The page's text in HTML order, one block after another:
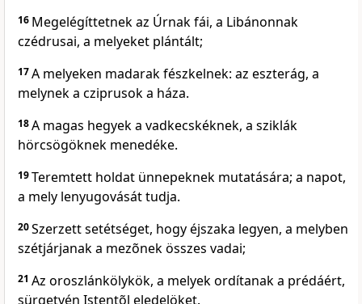
16 Megelégíttetnek az Úrnak fái, a Libánonnak
czédrusai, a melyeket plántált;
17A melyeken madarak fészkelnek: az eszterág, a
melynek a cziprusok a háza.
18A magas hegyek a vadkecskéknek, a sziklák
hörcsögöknek menedéke.
19Teremtett holdat ünnepeknek mutatására; a napot,
a mely lenyugovását tudja.
20Szerzett setétséget, hogy éjszaka legyen, a melyben
szétjárjanak a mezõnek összes vadai;
21 Az oroszlánkölykök, a melyek ordítanak a prédáért,
sürgetvén Istentõl eledelöket.